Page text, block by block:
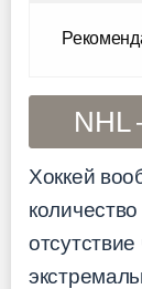
NHL
Хоккей